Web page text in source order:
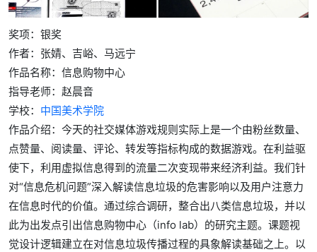
奖项：银奖
作者：张婧、吉峪、马远宁
作品名称：信息购物中心
指导老师：赵晨音
学校： 中国美术学院
作品介绍：今天的社交媒体游戏规则实际上是一个由粉丝数量、
点赞量、阅读量、评论、转发等指标构成的数据游戏。在利益驱
使下，利用虚拟信息得到的流量二次变现带来经济利益。我们针
对“信息危机问题”深入解读信息垃圾的危害影响以及用户注意力
在信息时代的价值。通过综合调研，整合出八类信息垃圾，并以
此为出发点引出信息购物中心（info lab）的研究主题。课题视
觉设计逻辑建立在对信息垃圾传播过程的具象解读基础之上。以